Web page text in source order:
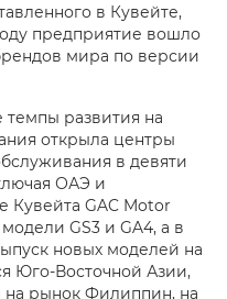
в Кувейте,
предприятие вошло
мира по версии
темпы развития на
открыла центры
в девяти
ОАЭ и
GAC Motor
GS3 и GA4, а в
новых моделей на
Юго-Восточной Азии,
рынок Филиппин, на